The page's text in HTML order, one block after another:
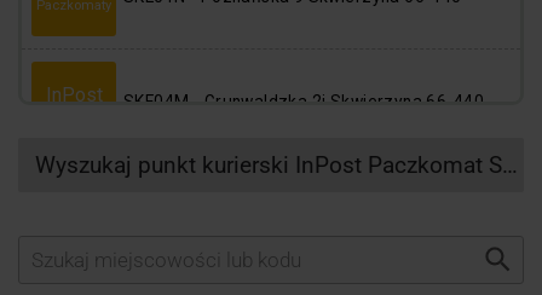
Wyszukaj punkt kurierski InPost Paczkomat Skwierzyna